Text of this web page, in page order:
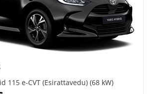
115 e-CVT (Esirattavedu) (68 kW)